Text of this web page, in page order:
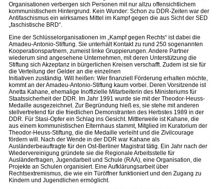
Organisationen verbergen sich Personen mit nur allzu offensichtlichem
kommunistischem Hintergrund. Kein Wunder: Schon zu DDR-Zeiten war der
Antifaschismus ein wirksames Mittel im Kampf gegen die aus Sicht der SED
„faschistische BRD“.
Eine der Schlüsselorganisationen im „Kampf gegen Rechts“ ist dabei die
Amadeu-Antonio-Stiftung. Sie unterhält Kontakt zu rund 250 sogenannten
Kooperationspartnern, zumeist linke Gruppierungen. Andere Partner
wiederum sind angesehene Unternehmen, mit deren Unterstützung die
Stiftung sich Akzeptanz in bürgerlichen Kreisen verschafft. Zudem ist sie für
die Verteilung der Gelder an die einzelnen
Initiativen zuständig. Will heißen: Wer finanziell Förderung erhalten möchte,
kommt an der Amadeu-Antonio-Stiftung kaum vorbei. Deren Vorsitzende ist
Anetta Kahane, ehemalige Inoffizielle Mitarbeiterin des Ministeriums für
Staatssicherheit der DDR. Im Jahr 1991 wurde sie mit der Theodor-Heuss-
Medaille ausgezeichnet. Zur Begründung hieß es, sie stehe mit anderen
stellvertretend für die friedlichen Demonstranten des Herbstes 1989 in der
DDR. Für Stasi-Opfer ein Schlag ins Gesicht. Mittlerweile ist Kahane, die
aus einem kommunistischen Elternhaus stammt, Mitglied im Kuratorium der
Theodor-Heuss-Stiftung, die die Medaille verleiht und die Zivilcourage
fördern will. Nach der Wende in der DDR war Kahane als
Ausländerbeauftragte für den Ost-Berliner Magistrat tätig. Ein Jahr nach der
Wiedervereinigung gründete sie die Regionale Arbeitsstelle für
Ausländerfragen, Jugendarbeit und Schule (RAA), eine Organisation, die
Projekte an Schulen organisiert. Eine Aufklärungsarbeit über
Rechtsextremismus, die wie ein Türöffner funktioniert und den Zugang zu
Kindern und Jugendlichen ermöglicht.